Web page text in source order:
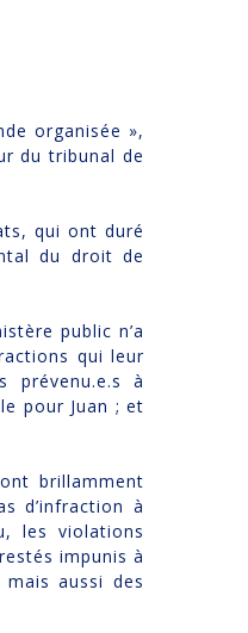
organisée »,
du tribunal de
qui ont duré
du droit de
public n’a
qui leur
prévenu.e.s à
pour Juan ; et
brillamment
d’infraction à
les violations
impunis à
aussi des